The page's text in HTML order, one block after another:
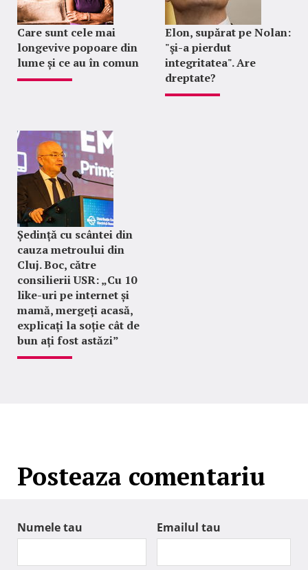
Care sunt cele mai
longevive popoare din
lume și ce au în comun
Elon, supărat pe Nolan:
"şi-a pierdut
integritatea". Are
dreptate?
Ședință cu scântei din
cauza metroului din
Cluj. Boc, către
consilierii USR: „Cu 10
like-uri pe internet și
mamă, mergeți acasă,
explicați la soție cât de
bun ați fost astăzi”
Posteaza comentariu
Numele tau Emailul tau